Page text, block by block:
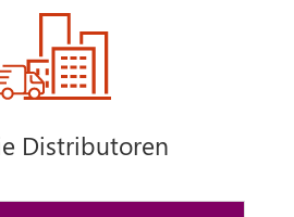
Distributoren